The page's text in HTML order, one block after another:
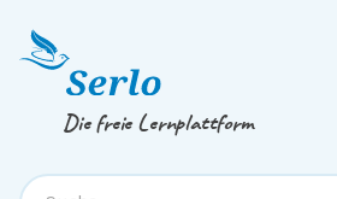
Springe zum
Die freie Lernplattform